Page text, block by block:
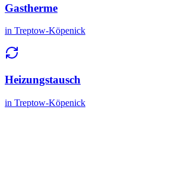
Gastherme
in Treptow-Köpenick
Heizungstausch
in Treptow-Köpenick